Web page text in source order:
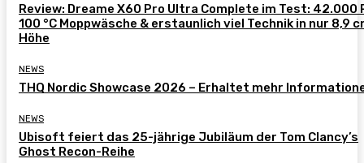
Review: Dreame X60 Pro Ultra Complete im Test: 42.000
100 °C Moppwäsche & erstaunlich viel Technik in nur 8,9
Höhe
NEWS
THQ Nordic Showcase 2026 – Erhaltet mehr
NEWS
Ubisoft feiert das 25-jährige Jubiläum der Tom Clancy’s
Ghost Recon-Reihe